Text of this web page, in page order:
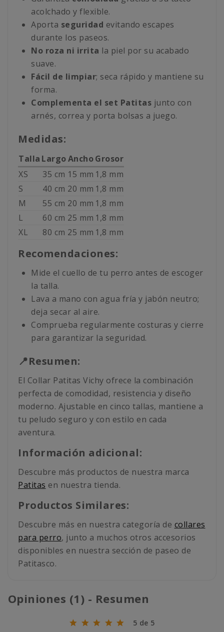
acolchado y flexible.
Aporta seguridad evitando escapes
durante los paseos.
No roza ni irrita la piel por su acabado
suave.
Fácil de limpiar; seca rápido y mantiene su
forma.
Complementa el set Patitas junto con
arnés, correa y porta bolsas a juego.
Medidas:
Talla LargoAnchoGrosor
XS
35 cm 15 mm 1,8 mm
S
40 cm 20 mm 1,8 mm
M
55 cm 20 mm 1,8 mm
L
60 cm 25 mm 1,8 mm
XL
80 cm 25 mm 1,8 mm
Recomendaciones:
Mide el cuello de tu perro antes de escoger
la talla.
Lava a mano con agua fría y jabón neutro;
deja secar al aire.
Comprueba regularmente costuras y cierre
para garantizar la seguridad.
📍Resumen:
El Collar Patitas Vichy ofrece la combinación
perfecta de comodidad, resistencia y diseño
moderno. Ajustable en cinco tallas, mantiene a
tu peludo seguro y con estilo en cada
aventura.
Información adicional:
Descubre más productos de nuestra marca
Patitas en nuestra tienda.
Productos Similares:
Descubre más en nuestra categoría de collares
para perro, junto a muchos otros accesorios
disponibles en nuestra sección de paseo de
Patitasco.
Opiniones (1) - Resumen
5 de 5